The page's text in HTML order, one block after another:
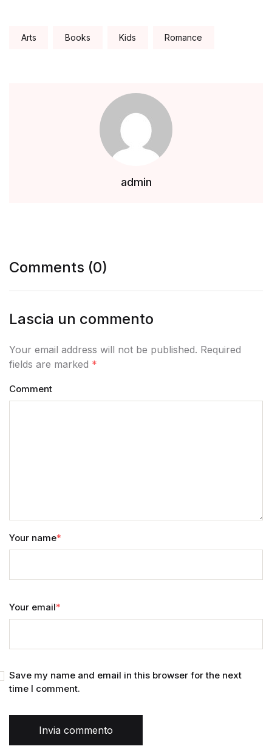
Tags:
Arts Books Kids Romance
admin
Comments (0)
Lascia un commento
Your email address will not be published. Required
fields are marked *
Comment
Your name*
Your email*
Save my name and email in this browser for the next
time I comment.
Invia commento